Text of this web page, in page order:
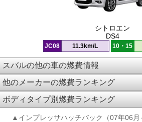
シトロエン
DS4
JC08 11.3km/L 10・15
スバルの他の車の燃費情報
他のメーカーの燃費ランキング
ボディタイプ別燃費ランキング
▲インプレッサハッチバック（07年06